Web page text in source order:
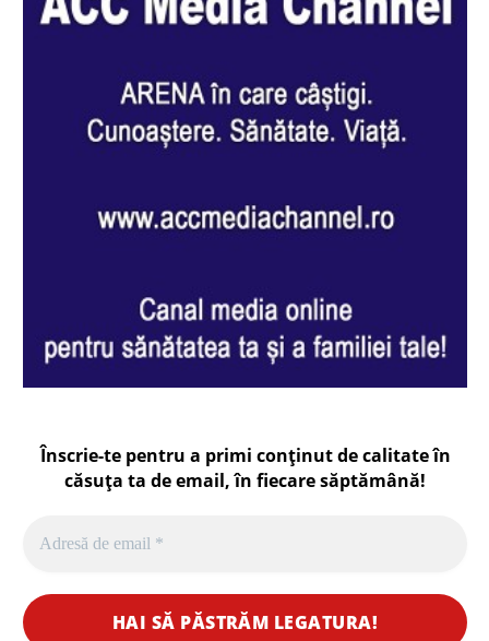
Înscrie-te pentru a primi conținut de calitate în
căsuța ta de email, în fiecaresăptămână!